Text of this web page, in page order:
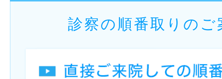
診察の順番取りのご